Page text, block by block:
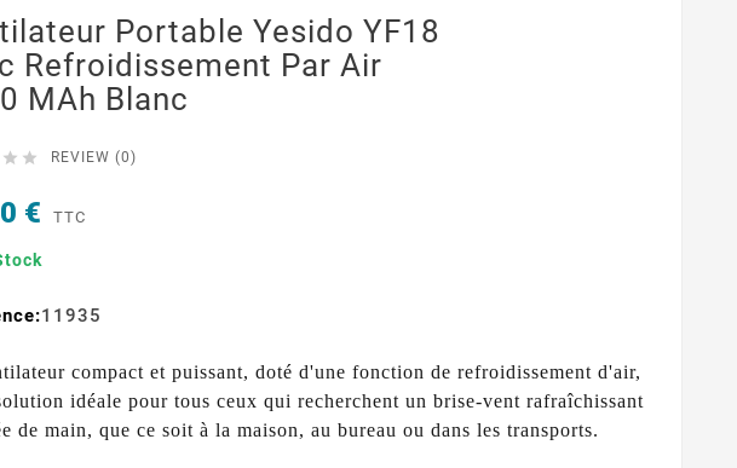
Portable Yesido YF18
Refroidissement Par Air
MAh Blanc
  REVIEW (0)
€ TTC
11935
compact et puissant, doté d'une fonction de refroidissement d'air,
idéale pour tous ceux qui recherchent un brise-vent rafraîchissant
de main, que ce soit à la maison, au bureau ou dans les transports.